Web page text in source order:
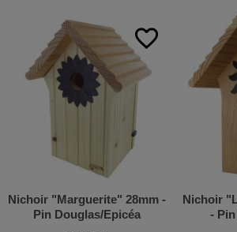
favorite_border
Nichoir "Marguerite" 28mm -
Pin Douglas/Epicéa
Nichoir
-